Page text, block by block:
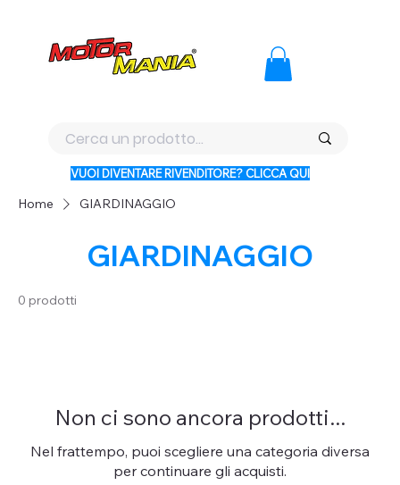
VUOI DIVENTARE RIVENDITORE? CLICCA QUI
Home GIARDINAGGIO
GIARDINAGGIO
0 prodotti
Non ci sono ancora prodotti...
Nel frattempo, puoi scegliere una categoria diversa
per continuare gli acquisti.